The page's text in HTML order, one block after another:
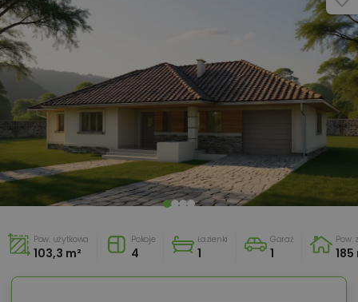
Pow. użytkowa
103,3 m²
Pokoje
4
Łazienki
1
Garaż
1
Pow.
185